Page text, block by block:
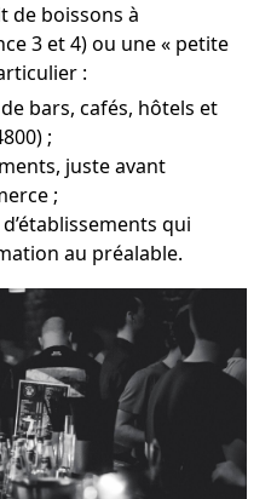
de boissons à
3 et 4) ou une « petite
:
bars, cafés, hôtels et
;
juste avant
;
qui
au préalable.